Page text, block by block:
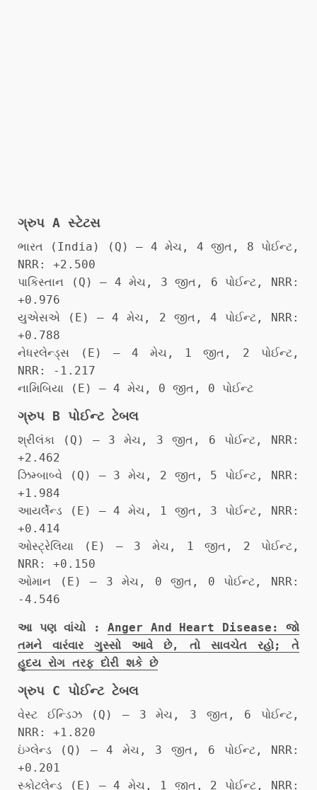
ગ્રુપ A સ્ટેટસ
ભારત (India) (Q) – 4 મેચ, 4 જીત, 8 પોઈન્ટ,
NRR: +2.500
પાકિસ્તાન (Q) – 4 મેચ, 3 જીત, 6 પોઈન્ટ, NRR:
+0.976
યુએસએ (E) – 4 મેચ, 2 જીત, 4 પોઈન્ટ, NRR:
+0.788
નેધરલેન્ડ્સ (E) – 4 મેચ, 1 જીત, 2 પોઈન્ટ,
NRR: -1.217
નામિબિયા (E) – 4 મેચ, 0 જીત, 0 પોઈન્ટ
ગ્રુપ B પોઈન્ટ ટેબલ
શ્રીલંકા (Q) – 3 મેચ, 3 જીત, 6 પોઈન્ટ, NRR:
+2.462
ઝિમ્બાબ્વે (Q) – 3 મેચ, 2 જીત, 5 પોઈન્ટ, NRR:
+1.984
આયર્લેન્ડ (E) – 4 મેચ, 1 જીત, 3 પોઈન્ટ, NRR:
+0.414
ઓસ્ટ્રેલિયા (E) – 3 મેચ, 1 જીત, 2 પોઈન્ટ,
NRR: +0.150
ઓમાન (E) – 3 મેચ, 0 જીત, 0 પોઈન્ટ, NRR:
-4.546
આ પણ વાંચો : Anger And Heart Disease: જો
તમને વારંવાર ગુસ્સો આવે છે, તો સાવચેત રહો; તે
હૃદય રોગ તરફ દોરી શકે છે
ગ્રુપ C પોઈન્ટ ટેબલ
વેસ્ટ ઈન્ડિઝ (Q) – 3 મેચ, 3 જીત, 6 પોઈન્ટ,
NRR: +1.820
ઇંગ્લેન્ડ (Q) – 4 મેચ, 3 જીત, 6 પોઈન્ટ, NRR:
+0.201
સ્કોટલેન્ડ (E) – 4 મેચ, 1 જીત, 2 પોઈન્ટ, NRR: